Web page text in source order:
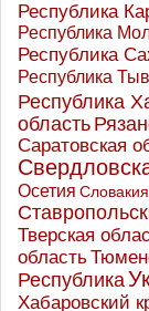
Республика
Республика
Республика
Республика
Республика
область
Саратовская
Осетия Словакия
Тверская
область
Республика
Хабаровский